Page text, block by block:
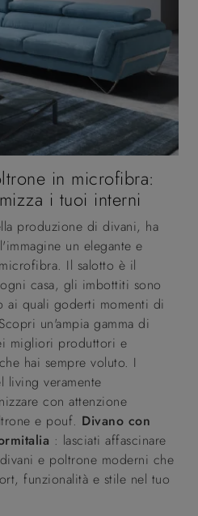
in microfibra:
i tuoi interni
produzione di divani, ha
un elegante e
Il salotto è il
casa, gli imbottiti sono
ai quali goderti momenti di
un'ampia gamma di
migliori produttori e
hai sempre voluto. I
living veramente
con attenzione
e pouf. Divano con
: lasciati affascinare
e poltrone moderni che
funzionalità e stile nel tuo